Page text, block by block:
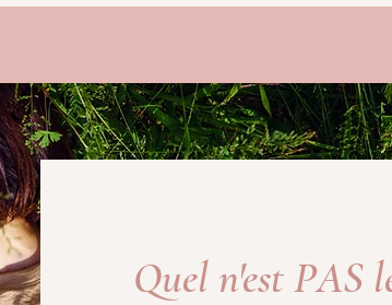
Quel n'est PAS